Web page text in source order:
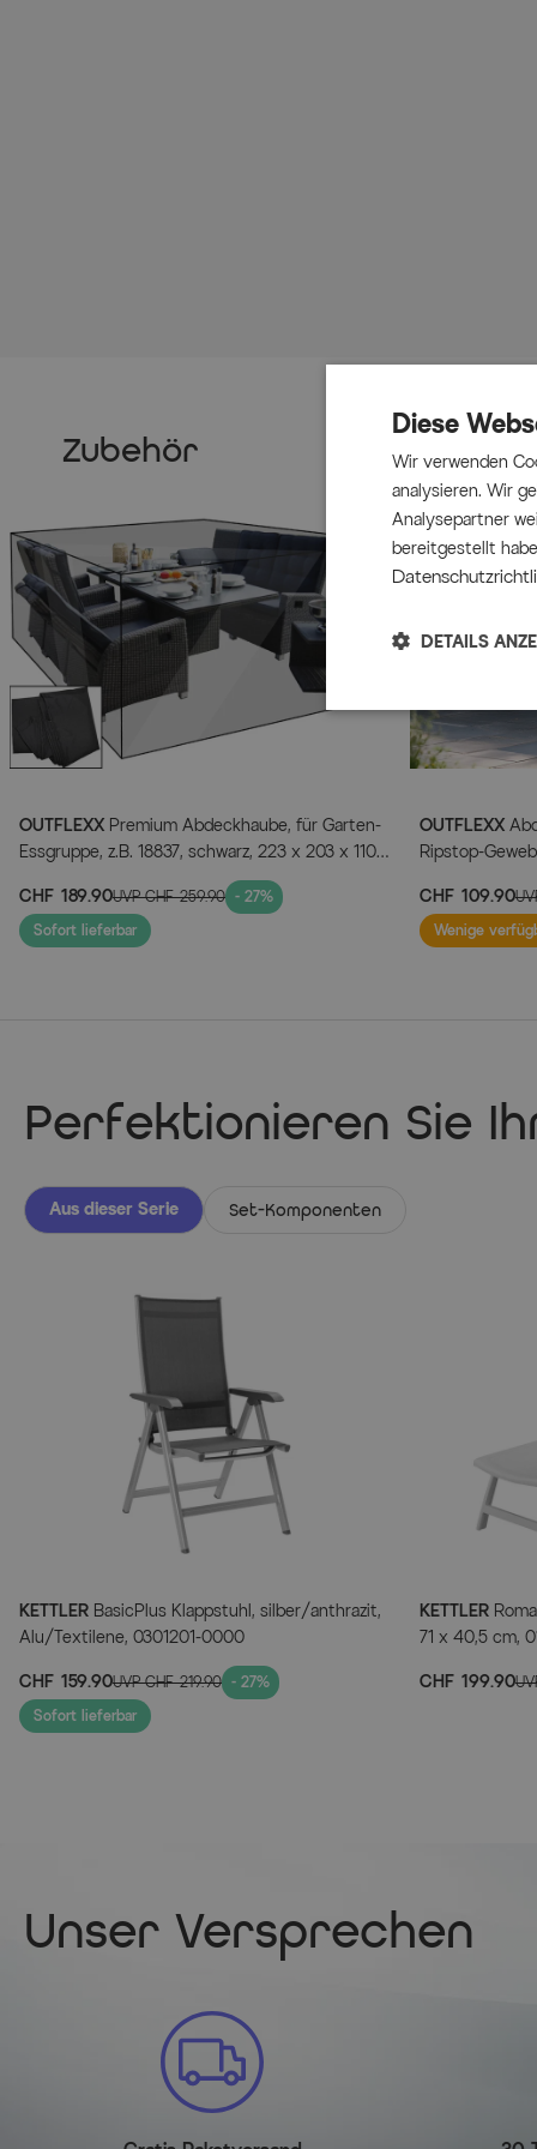
Zubehör
OUTFLEXX Premium Abdeckhaube, für Garten-
Essgruppe, z.B. 18837, schwarz, 223 x 203 x 110
CHF 189.90UVPCHF 259.90 - 27%
Sofort lieferbar
OUTFLEXX
Ripstop-
CHF 109.90
Wenige
Perfektionieren Sie
Aus dieser Serie Set-Komponenten
KETTLER BasicPlus Klappstuhl, silber/anthrazit,
Alu/Textilene, 0301201-0000
CHF 159.90UVPCHF 219.90 - 27%
Sofort lieferbar
KETTLER
71 x 40,5 cm,
CHF 199.90
Unser Versprechen
Diese
Wir verwenden
analysieren. Wir
Analysepartner
bereitgestellt
DETAILS